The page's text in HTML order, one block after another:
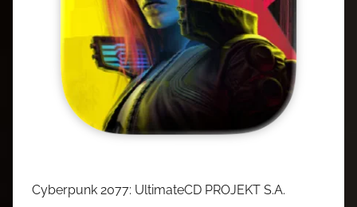
Cyberpunk 2077: UltimateCD PROJEKT S.A.